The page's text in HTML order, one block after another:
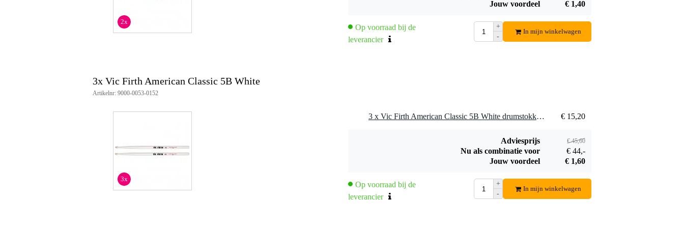
2x
Jouw voordeel
€ 1,40
Op voorraad bij de
leverancier
+
-
In mijn winkelwagen
3x Vic Firth American Classic 5B White
Artikelnr: 9000-0053-0152
3x
3 x Vic Firth American Classic 5B White drumstokken, wit € 15,20
Adviesprijs € 45,60
Nu als combinatie voor
€ 44,-
Jouw voordeel
€ 1,60
Op voorraad bij de
leverancier
+
-
In mijn winkelwagen